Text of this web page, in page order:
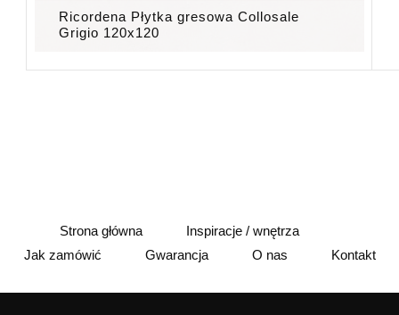
Ricordena Płytka gresowa Collosale
Grigio 120x120
Strona główna
Inspiracje / wnętrza
Jak zamówić
Gwarancja O nas Kontakt